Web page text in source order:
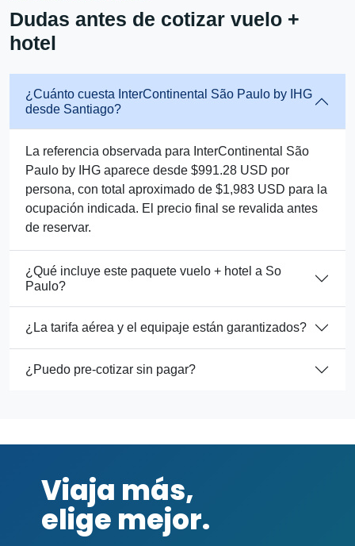
Dudas antes de cotizar vuelo +
hotel
¿Cuánto cuesta InterContinental São Paulo by IHG
desde Santiago?
La referencia observada para InterContinental São
Paulo by IHG aparece desde $991.28 USD por
persona, con total aproximado de $1,983 USD para la
ocupación indicada. El precio final se revalida antes
de reservar.
¿Qué incluye este paquete vuelo + hotel a So
Paulo?
¿La tarifa aérea y el equipaje están garantizados?
¿Puedo pre-cotizar sin pagar?
Viaja más,
elige mejor.